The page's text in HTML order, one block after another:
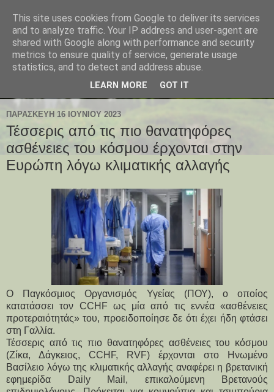
ΠΑΡΑΣΚΕΥΉ 16 ΙΟΥΝΊΟΥ 2023
Τέσσερις από τις πιο θανατηφόρες
ασθένειες του κόσμου έρχονται στην
Ευρώπη λόγω κλιματικής αλλαγής
Ο Παγκόσμιος Οργανισμός Υγείας (ΠΟΥ), ο οποίος
κατατάσσει τον CCHF ως μία από τις εννέα «ασθένειες
προτεραιότητάς» του, προειδοποίησε δε ότι έχει ήδη φτάσει
στη Γαλλία.
Τέσσερις από τις πιο θανατηφόρες ασθένειες του κόσμου
(Ζίκα, Δάγκειος, CCHF, RVF) έρχονται στο Ηνωμένο
Βασίλειο λόγω της κλιματικής αλλαγής αναφέρει η βρετανική
εφημερίδα Daily Mail, επικαλούμενη Βρετανούς
This site uses cookies from Google to deliver its services
and to analyze traffic. Your IP address and user-agent are
shared with Google along with performance and security
metrics to ensure quality of service, generate usage
statistics, and to detect and address abuse.
LEARN MORE GOT IT